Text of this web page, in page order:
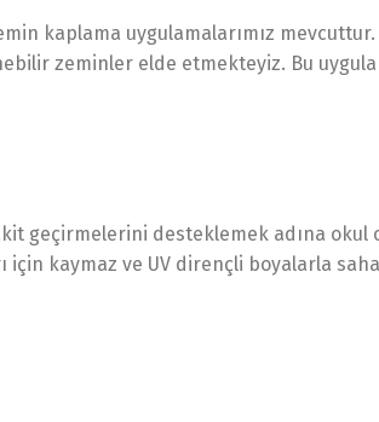
kaplama uygulamalarımız
zeminler elde etmekteyiz. Bu
geçirmelerini desteklemek adına okul
kaymaz ve UV dirençli boyalarla